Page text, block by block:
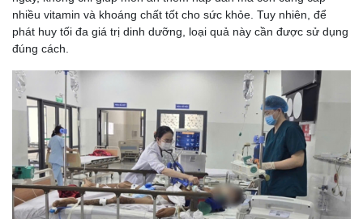
nhiều vitamin và khoáng chất tốt cho sức khỏe. Tuy nhiên, để
phát huy tối đa giá trị dinh dưỡng, loại quả này cần được sử dụng
đúng cách.